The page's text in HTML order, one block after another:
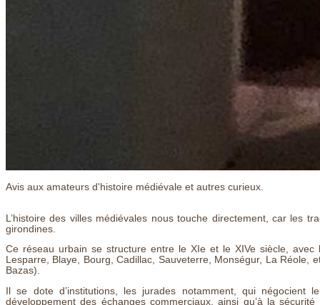
Avis aux amateurs d'histoire médiévale et autres curieux.
L’histoire des villes médiévales nous touche directement, car les
girondines.
Ce réseau urbain se structure entre le XIe et le XIVe siècle,
Lesparre, Blaye, Bourg, Cadillac, Sauveterre, Monségur, La Réole,
Bazas).
Il se dote d’institutions, les jurades notamment, qui
développement des échanges commerciaux, ainsi qu’à la